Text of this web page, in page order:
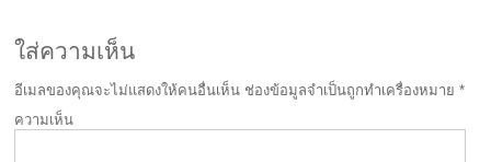
ใส่ความเห็น
อีเมลของคุณจะไม่แสดงให้คนอื่นเห็น ช่องข้อมูลจำเป็นถูกทำเครื่องหมาย*
ความเห็น